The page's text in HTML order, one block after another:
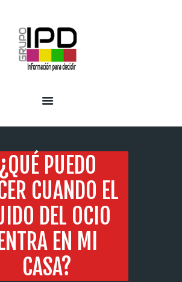
¿QUÉ PUEDO
CUANDO EL
DEL OCIO
ENTRA EN MI
CASA?